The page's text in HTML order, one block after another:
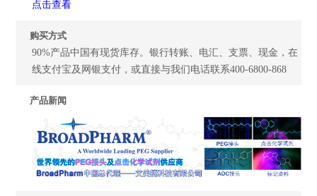
点击查看
购买方式
90%产品中国有现货库存。银行转账、电汇、支票、现金，在
线支付宝及网银支付，或直接与我们电话联系400-6800-868
产品新闻